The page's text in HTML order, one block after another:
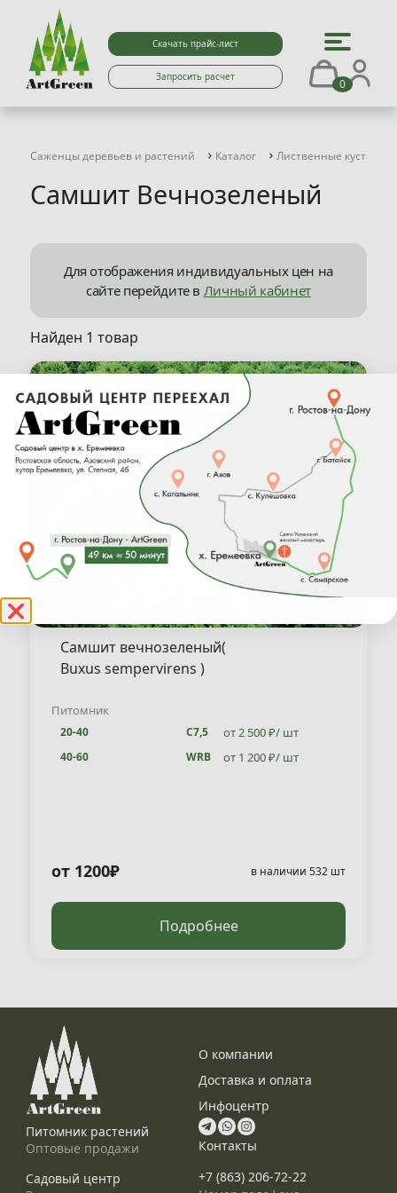
❌
Скачать прайс-лист
Запросить расчет 0
Саженцы деревьев и растений Каталог Лиственные
Самшит Вечнозеленый
Для отображения индивидуальных цен на
сайте перейдите в Личный кабинет
Найден 1 товар
Самшит вечнозеленый(
Buxus sempervirens )
Питомник
20-40 С7,5 от 2 500 ₽/ шт
40-60 WRB от 1 200 ₽/ шт
от 1200₽ в наличии 532 шт
Подробнее
Питомник растений
Оптовые продажи
Садовый центр
О компании
Доставка и оплата
Инфоцентр
Контакты
+7 (863) 206-72-22